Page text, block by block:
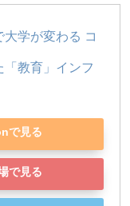
学が変わる コ
「教育」インフ
で見る
で見る